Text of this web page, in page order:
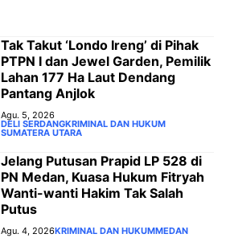
Tak Takut ‘Londo Ireng’ di Pihak
PTPN I dan Jewel Garden, Pemilik
Lahan 177 Ha Laut Dendang
Pantang Anjlok
Agu. 5, 2026
DELI SERDANGKRIMINAL DAN HUKUM
SUMATERA UTARA
‎Jelang Putusan Prapid LP 528 di
PN Medan, Kuasa Hukum Fitryah
Wanti-wanti Hakim Tak Salah
Putus
Agu. 4, 2026KRIMINAL DAN HUKUMMEDAN